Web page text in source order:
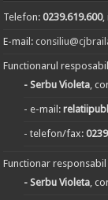
Telefon:0239.619.600,
E-mail:
Functionarul
- Serbu Violeta,
- e-mail:
- telefon/fax:
Functionar
- Serbu Violeta,